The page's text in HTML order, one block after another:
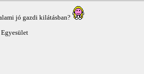
jó gazdi kilátásban?